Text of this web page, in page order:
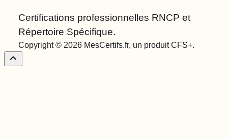
Certifications professionnelles RNCP et
Répertoire Spécifique.
Copyright © 2026 MesCertifs.fr, un produit CFS+.